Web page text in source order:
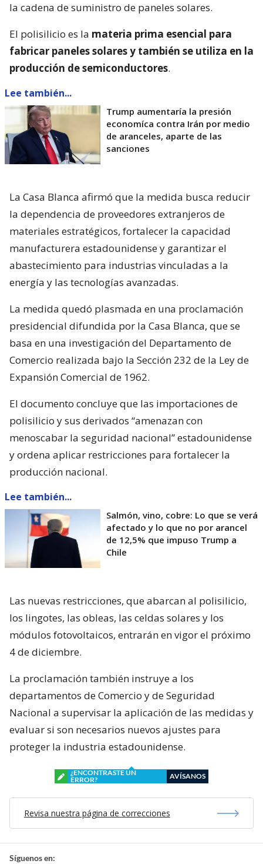
la cadena de suministro de paneles solares.
El polisilicio es la materia prima esencial para
fabricar paneles solares y también se utiliza en la
producción de semiconductores.
Lee también...
Trump aumentaría la presión
economíca contra Irán por medio
de aranceles, aparte de las
sanciones
La Casa Blanca afirmó que la medida busca reducir
la dependencia de proveedores extranjeros de
materiales estratégicos, fortalecer la capacidad
manufacturera estadounidense y garantizar el
abastecimiento para industrias vinculadas a la
energía y las tecnologías avanzadas.
La medida quedó plasmada en una proclamación
presidencial difundida por la Casa Blanca, que se
basa en una investigación del Departamento de
Comercio realizada bajo la Sección 232 de la Ley de
Expansión Comercial de 1962.
El documento concluye que las importaciones de
polisilicio y sus derivados “amenazan con
menoscabar la seguridad nacional” estadounidense
y ordena aplicar restricciones para fortalecer la
producción nacional.
Lee también...
Salmón, vino, cobre: Lo que se verá
afectado y lo que no por arancel
de 12,5% que impuso Trump a
Chile
Las nuevas restricciones, que abarcan al polisilicio,
los lingotes, las obleas, las celdas solares y los
módulos fotovoltaicos, entrarán en vigor el próximo
4 de diciembre.
La proclamación también instruye a los
departamentos de Comercio y de Seguridad
Nacional a supervisar la aplicación de las medidas y
evaluar si son necesarios nuevos ajustes para
proteger la industria estadounidense.
¿ENCONTRASTE UN
ERROR?
AVÍSANOS
Revisa nuestra página de correcciones
Síguenos en: